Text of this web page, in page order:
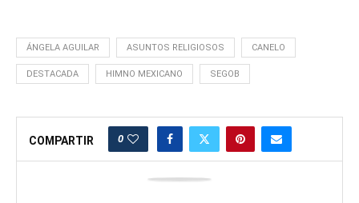
ÁNGELA AGUILAR ASUNTOS RELIGIOSOS CANELO
DESTACADA HIMNO MEXICANO SEGOB
COMPARTIR 0